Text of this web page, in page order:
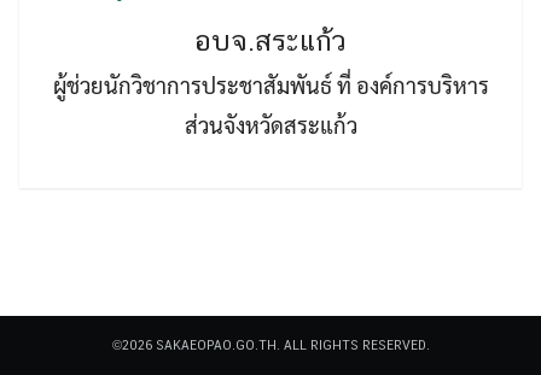
Search
อบจ.สระแก้ว
ผู้ช่วยนักวิชาการประชาสัมพันธ์ ที่ องค์การบริหาร
ส่วนจังหวัดสระแก้ว
©2026 SAKAEOPAO.GO.TH. ALL RIGHTS RESERVED.